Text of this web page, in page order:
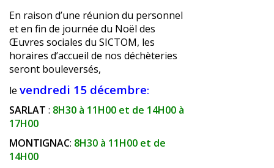
En raison d’une réunion du personnel
et en fin de journée du Noël des
Œuvres sociales du SICTOM, les
horaires d’accueil de nos déchèteries
seront bouleversés,
le vendredi 15 décembre:
SARLAT : 8H30 à 11H00 et de 14H00 à
17H00
MONTIGNAC: 8H30 à 11H00 et de
14H00